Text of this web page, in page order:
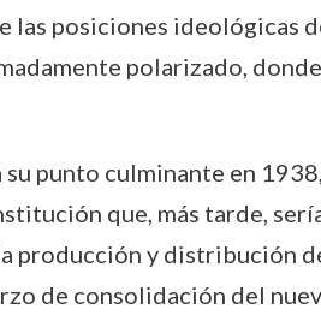
las posiciones ideológicas
polarizado,
punto culminante en
que, más tarde,
producción y distribución
de consolidación del